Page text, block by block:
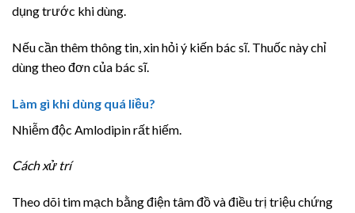
dụng trước khi dùng.
Nếu cần thêm thông tin, xin hỏi ý kiến bác sĩ. Thuốc này chỉ
dùng theo đơn của bác sĩ.
Làm gì khi dùng quá liều?
Nhiễm độc Amlodipin rất hiếm.
Cách xử trí
Theo dõi tim mạch bằng điện tâm đồ và điều trị triệu chứng